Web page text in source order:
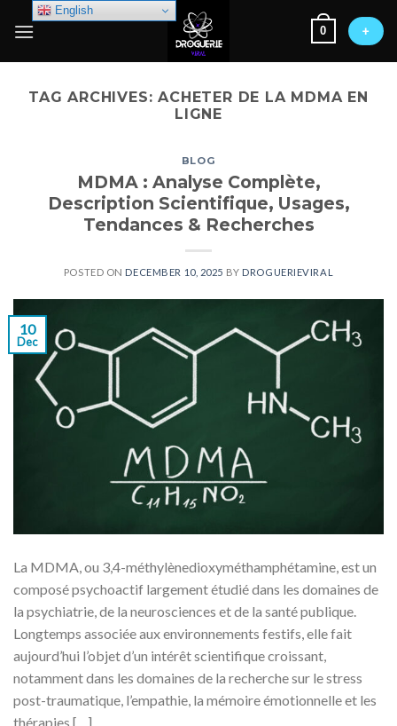
0 +
TAG ARCHIVES:ACHETER DE LA MDMA EN
LIGNE
BLOG
MDMA : Analyse Complète,
Description Scientifique, Usages,
Tendances & Recherches
POSTED ON DECEMBER 10, 2025 BY DROGUERIEVIRAL
10
Dec
La MDMA, ou 3,4-méthylènedioxyméthamphétamine, est un
composé psychoactif largement étudié dans les domaines de
la psychiatrie, de la neurosciences et de la santé publique.
Longtemps associée aux environnements festifs, elle fait
aujourd’hui l’objet d’un intérêt scientifique croissant,
notamment dans les domaines de la recherche sur le stress
post-traumatique, l’empathie, la mémoire émotionnelle et les
thérapies […]
English